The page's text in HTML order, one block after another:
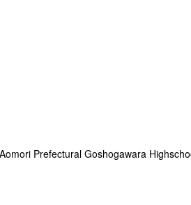
Prefectural Goshogawara